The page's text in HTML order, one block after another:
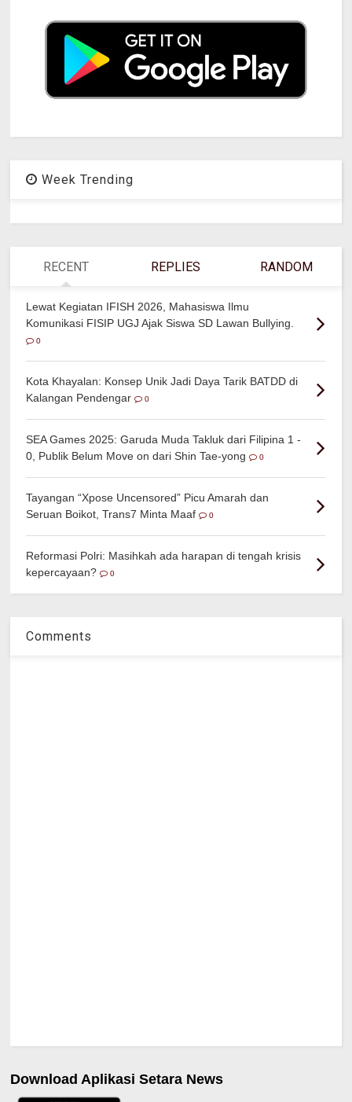
Week Trending
RECENT REPLIES RANDOM
Lewat Kegiatan IFISH 2026, Mahasiswa Ilmu
Komunikasi FISIP UGJ Ajak Siswa SD Lawan Bullying.
0
Kota Khayalan: Konsep Unik Jadi Daya Tarik BATDD di
Kalangan Pendengar
0
SEA Games 2025: Garuda Muda Takluk dari Filipina 1 -
0, Publik Belum Move on dari Shin Tae-yong
0
Tayangan “Xpose Uncensored” Picu Amarah dan
Seruan Boikot, Trans7 Minta Maaf
0
Reformasi Polri: Masihkah ada harapan di tengah krisis
kepercayaan?
0
Comments
Download Aplikasi Setara News